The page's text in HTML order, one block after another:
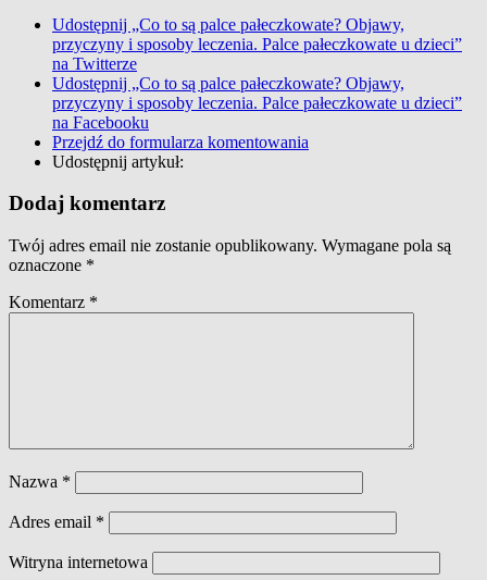
Udostępnij „Co to są palce pałeczkowate? Objawy,
przyczyny i sposoby leczenia. Palce pałeczkowate u dzieci”
na Twitterze
Udostępnij „Co to są palce pałeczkowate? Objawy,
przyczyny i sposoby leczenia. Palce pałeczkowate u dzieci”
na Facebooku
Przejdź do formularza komentowania
Udostępnij artykuł:
Dodaj komentarz
Twój adres email nie zostanie opublikowany. Wymagane pola są
oznaczone *
Komentarz *
Nazwa *
Adres email *
Witryna internetowa